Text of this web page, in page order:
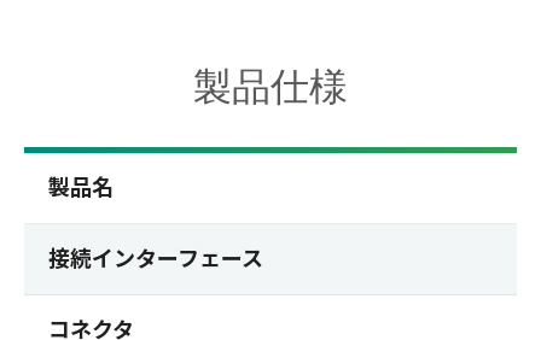
製品仕様
製品名
接続インターフェース
コネクタ